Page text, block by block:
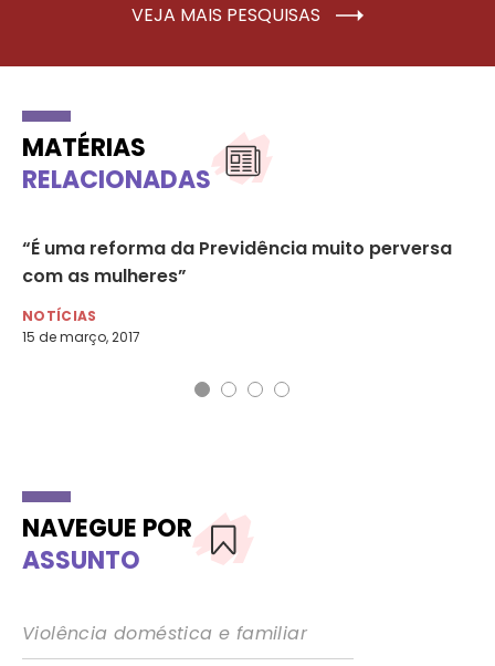
VEJA MAIS PESQUISAS
MATÉRIAS
RELACIONADAS
“É uma reforma da Previdência muito perversa
com as mulheres”
NOTÍCIAS
15 de março, 2017
NAVEGUE POR
ASSUNTO
Violência doméstica e familiar